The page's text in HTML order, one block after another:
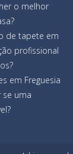
o melhor
de tapete em
profissional
em Freguesia
uma